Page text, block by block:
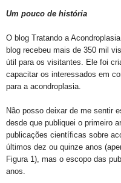
Um pouco de história
O blog Tratando a
blog recebeu mais de 350 mil
útil para os visitantes. Ele foi
capacitar os interessados ​​em
para a acondroplasia.
Não posso deixar de me sentir
desde que publiquei o primeiro
publicações científicas sobre
últimos dez ou quinze anos
Figura 1), mas o escopo das
anos.